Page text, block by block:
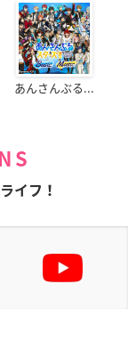
あんさんぶる...
イフ！